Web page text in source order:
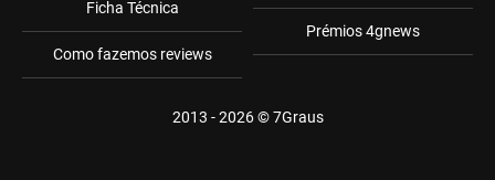
Ficha Técnica
Como fazemos reviews
Prémios 4gnews
2013 - 2026 ©7Graus